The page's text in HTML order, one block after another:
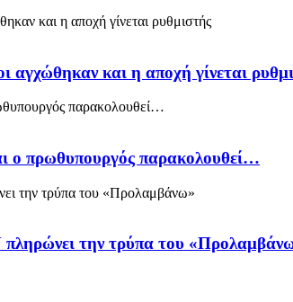
αγχώθηκαν και η αποχή γίνεται
ο πρωθυπουργός παρακολουθεί…
την τρύπα του